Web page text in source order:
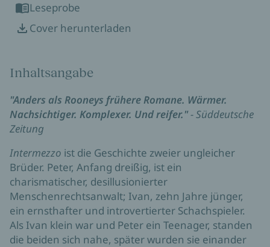
Leseprobe
Cover herunterladen
Inhaltsangabe
"Anders als Rooneys frühere Romane. Wärmer.
Nachsichtiger. Komplexer. Und reifer."- Süddeutsche
Zeitung
Intermezzo ist die Geschichte zweier ungleicher
Brüder. Peter, Anfang dreißig, ist ein
charismatischer, desillusionierter
Menschenrechtsanwalt; Ivan, zehn Jahre jünger,
ein ernsthafter und introvertierter Schachspieler.
Als Ivan klein war und Peter ein Teenager, standen
die beiden sich nahe, später wurden sie einander